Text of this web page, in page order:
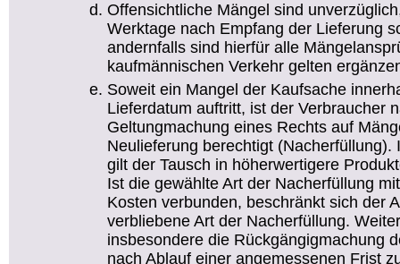
Offensichtliche Mängel sind
Werktage nach Empfang der Lieferung
andernfalls sind hierfür alle
kaufmännischen Verkehr gelten
Soweit ein Mangel der Kaufsache
Lieferdatum auftritt, ist der Verbraucher
Geltungmachung eines Rechts auf
Neulieferung berechtigt
gilt der Tausch in höherwertigere
Ist die gewählte Art der Nacherfüllung
Kosten verbunden, beschränkt sich der
verbliebene Art der Nacherfüllung.
insbesondere die Rückgängigmachung
nach Ablauf einer angemessenen Frist